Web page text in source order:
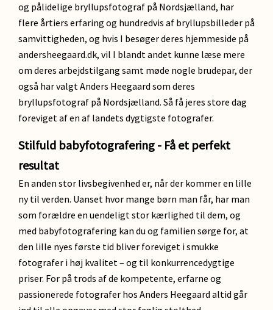
og pålidelige bryllupsfotograf på Nordsjælland, har
flere årtiers erfaring og hundredvis af bryllupsbilleder på
samvittigheden, og hvis I besøger deres hjemmeside på
andersheegaard.dk, vil I blandt andet kunne læse mere
om deres arbejdstilgang samt møde nogle brudepar, der
også har valgt Anders Heegaard som deres
bryllupsfotograf på Nordsjælland. Så få jeres store dag
foreviget af en af landets dygtigste fotografer.
Stilfuld babyfotografering - Få et perfekt
resultat
En anden stor livsbegivenhed er, når der kommer en lille
ny til verden. Uanset hvor mange børn man får, har man
som forældre en uendeligt stor kærlighed til dem, og
med babyfotografering kan du og familien sørge for, at
den lille nyes første tid bliver foreviget i smukke
fotografer i høj kvalitet – og til konkurrencedygtige
priser. For på trods af de kompetente, erfarne og
passionerede fotografer hos Anders Heegaard altid går